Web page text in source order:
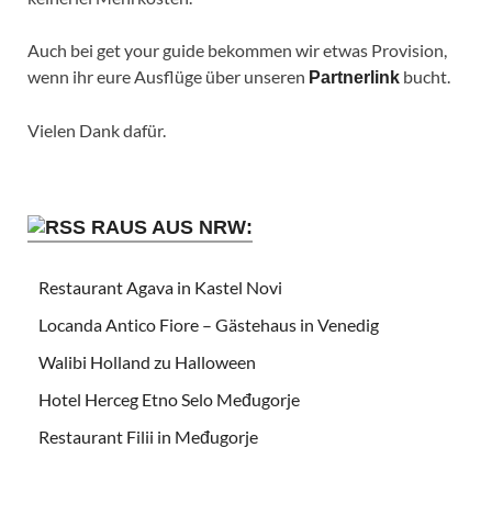
Auch bei get your guide bekommen wir etwas Provision,
wenn ihr eure Ausflüge über unseren Partnerlink bucht.
Vielen Dank dafür.
RAUS AUS NRW:
Restaurant Agava in Kastel Novi
Locanda Antico Fiore – Gästehaus in Venedig
Walibi Holland zu Halloween
Hotel Herceg Etno Selo Međugorje
Restaurant Filii in Međugorje